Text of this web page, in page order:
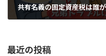
最近の投稿